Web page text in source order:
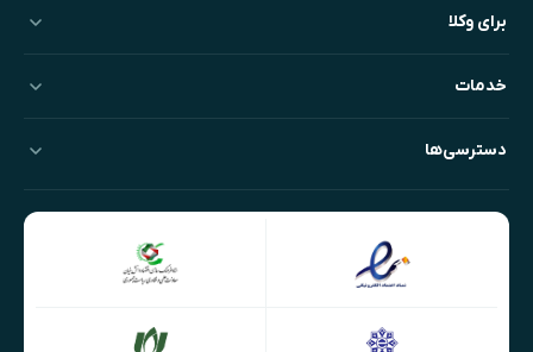
برای وکلا
خدمات
دسترسی‌ها